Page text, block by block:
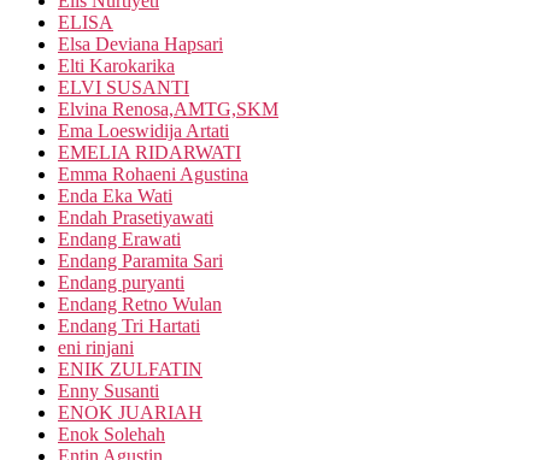
ELISA
Elsa Deviana Hapsari
Elti Karokarika
ELVI SUSANTI
Elvina Renosa,AMTG,SKM
Ema Loeswidija Artati
EMELIA RIDARWATI
Emma Rohaeni Agustina
Enda Eka Wati
Endah Prasetiyawati
Endang Erawati
Endang Paramita Sari
Endang puryanti
Endang Retno Wulan
Endang Tri Hartati
eni rinjani
ENIK ZULFATIN
Enny Susanti
ENOK JUARIAH
Enok Solehah
Entin Agustin